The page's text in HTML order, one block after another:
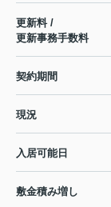
更新料 /
更新事務手数料
契約期間
現況
入居可能日
敷金積み増し